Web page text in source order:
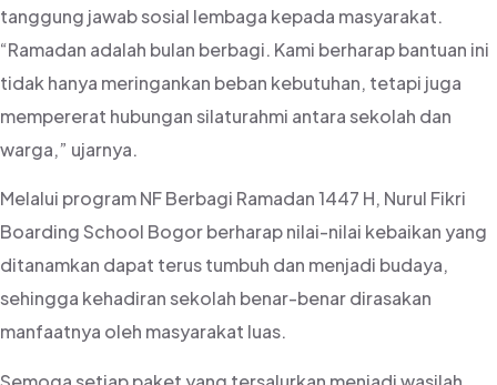
tanggung jawab sosial lembaga kepada masyarakat.
“Ramadan adalah bulan berbagi. Kami berharap bantuan ini
tidak hanya meringankan beban kebutuhan, tetapi juga
mempererat hubungan silaturahmi antara sekolah dan
warga,” ujarnya.
Melalui program NF Berbagi Ramadan 1447 H, Nurul Fikri
Boarding School Bogor berharap nilai-nilai kebaikan yang
ditanamkan dapat terus tumbuh dan menjadi budaya,
sehingga kehadiran sekolah benar-benar dirasakan
manfaatnya oleh masyarakat luas.